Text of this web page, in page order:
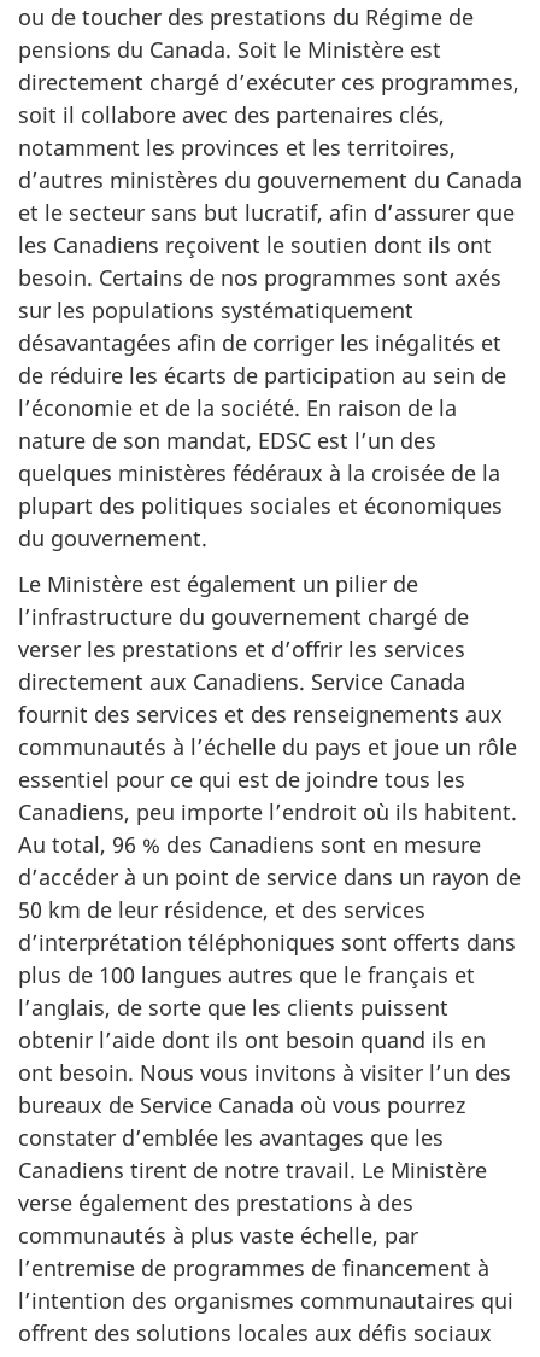
ou de toucher des prestations du Régime de
pensions du Canada. Soit le Ministère est
directement chargé d’exécuter ces programmes,
soit il collabore avec des partenaires clés,
notamment les provinces et les territoires,
d’autres ministères du gouvernement du Canada
et le secteur sans but lucratif, afin d’assurer que
les Canadiens reçoivent le soutien dont ils ont
besoin. Certains de nos programmes sont axés
sur les populations systématiquement
désavantagées afin de corriger les inégalités et
de réduire les écarts de participation au sein de
l’économie et de la société. En raison de la
nature de son mandat, EDSC est l’un des
quelques ministères fédéraux à la croisée de la
plupart des politiques sociales et économiques
du gouvernement.
Le Ministère est également un pilier de
l’infrastructure du gouvernement chargé de
verser les prestations et d’offrir les services
directement aux Canadiens. Service Canada
fournit des services et des renseignements aux
communautés à l’échelle du pays et joue un rôle
essentiel pour ce qui est de joindre tous les
Canadiens, peu importe l’endroit où ils habitent.
Au total, 96 % des Canadiens sont en mesure
d’accéder à un point de service dans un rayon de
50 km de leur résidence, et des services
d’interprétation téléphoniques sont offerts dans
plus de 100 langues autres que le français et
l’anglais, de sorte que les clients puissent
obtenir l’aide dont ils ont besoin quand ils en
ont besoin. Nous vous invitons à visiter l’un des
bureaux de Service Canada où vous pourrez
constater d’emblée les avantages que les
Canadiens tirent de notre travail. Le Ministère
verse également des prestations à des
communautés à plus vaste échelle, par
l’entremise de programmes de financement à
l’intention des organismes communautaires qui
offrent des solutions locales aux défis sociaux